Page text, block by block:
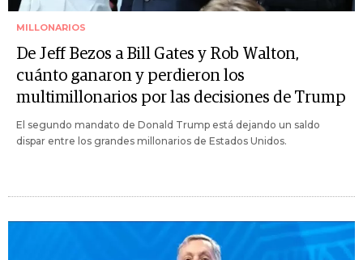
MILLONARIOS
De Jeff Bezos a Bill Gates y Rob Walton,
cuánto ganaron y perdieron los
multimillonarios por las decisiones de Trump
El segundo mandato de Donald Trump está dejando un saldo
dispar entre los grandes millonarios de Estados Unidos.